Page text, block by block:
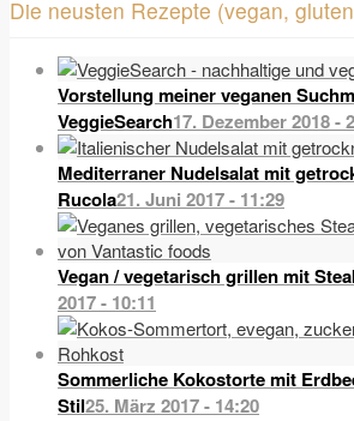
Die neusten Rezepte (vegan,
Vorstellung meiner veganen
VeggieSearch17. Dezember 2018 -
Mediterraner Nudelsalat mit
Rucola21. Juni 2017 - 11:29
Vegan / vegetarisch grillen mit
2017 - 10:11
Sommerliche Kokostorte mit
Stil25. März 2017 - 14:20